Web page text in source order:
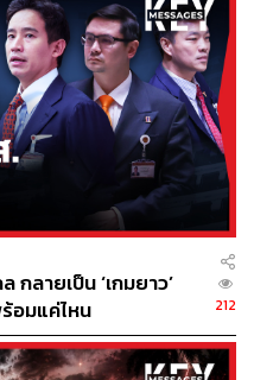
รวบรวมรายชื่อสส. 81 ราย
ะนี้ยังไม่แน่ชัดว่า สามารถ
ฟน คินน็อก รัฐมนตรีช่วย
กับ BBC ว่า ครม.อาจกด
ะชุมเอง
ลเบอร์ (และนายกฯ คน
ตรงกันว่า ชื่อที่ได้รับการ
อร์ คือ แอนดี เบิร์นแฮม
ลายเป็น ‘เกมยาว’
อมแค่ไหน
212